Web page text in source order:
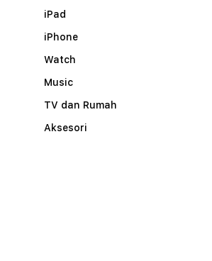
iPad
iPhone
Watch
Music
TV dan Rumah
Aksesori